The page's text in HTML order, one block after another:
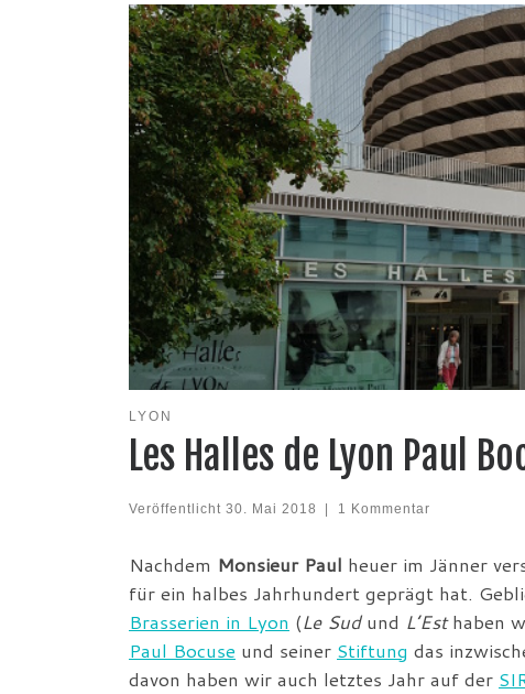
LYON
Les Halles de Lyon Paul
Veröffentlicht 30. Mai 2018 1 Kommentar
Nachdem Monsieur Paul heuer im Jänner
für ein halbes Jahrhundert geprägt hat.
Brasserien in Lyon (Le Sudund L’Esthaben
Paul Bocuse und seiner Stiftung das
davon haben wir auch letztes Jahr auf der